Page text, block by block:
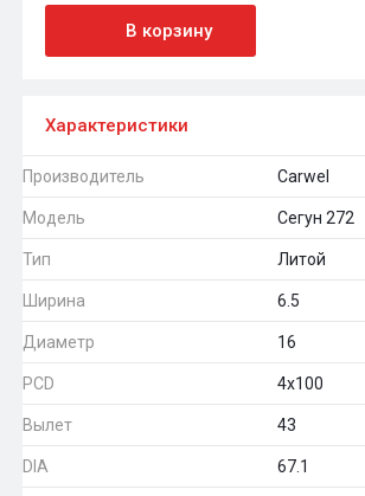
В корзину
Характеристики
Производитель Carwel
Модель Сегун 272
Тип Литой
Ширина 6.5
Диаметр 16
PCD 4x100
Вылет 43
DIA 67.1